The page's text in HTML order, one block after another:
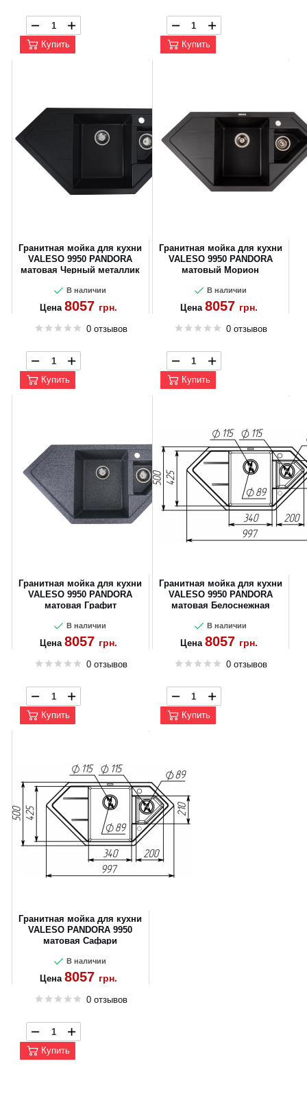
Купить Купить
Гранитная мойка для кухни
VALESO 9950 PANDORA
матовая Черный металлик
В наличии
Цена 8057 грн.
0 отзывов
Купить
Гранитная мойка для кухни
VALESO 9950 PANDORA
матовый Морион
В наличии
Цена 8057 грн.
0 отзывов
Купить
Гранитная мойка для кухни
VALESO 9950 PANDORA
матовая Графит
В наличии
Цена 8057 грн.
0 отзывов
Купить
Гранитная мойка для кухни
VALESO 9950 PANDORA
матовая Белоснежная
В наличии
Цена 8057 грн.
0 отзывов
Купить
Гранитная мойка для кухни
VALESO PANDORA 9950
матовая Сафари
В наличии
Цена 8057 грн.
0 отзывов
Купить